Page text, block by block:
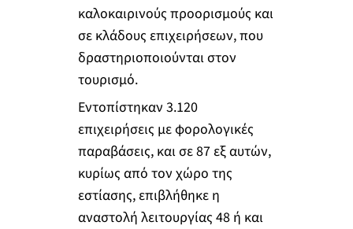
καλοκαιρινούς προορισμούς και
σε κλάδους επιχειρήσεων, που
δραστηριοποιούνται στον
τουρισμό.
Εντοπίστηκαν 3.120
επιχειρήσεις με φορολογικές
παραβάσεις, και σε 87 εξ αυτών,
κυρίως από τον χώρο της
εστίασης, επιβλήθηκε η
αναστολή λειτουργίας 48 ή και